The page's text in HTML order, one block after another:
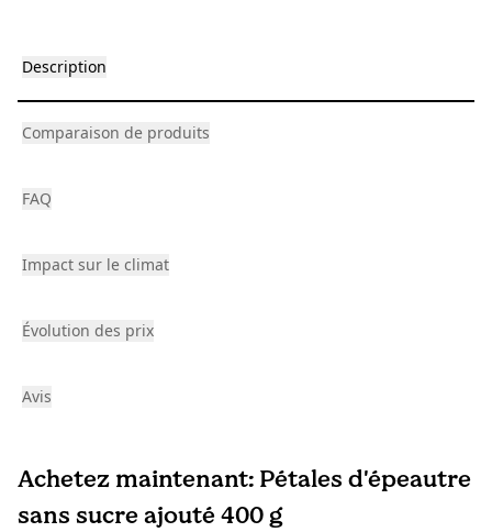
Description
Comparaison de produits
FAQ
Impact sur le climat
Évolution des prix
Avis
Achetez maintenant: Pétales d'épeautre
sans sucre ajouté 400 g